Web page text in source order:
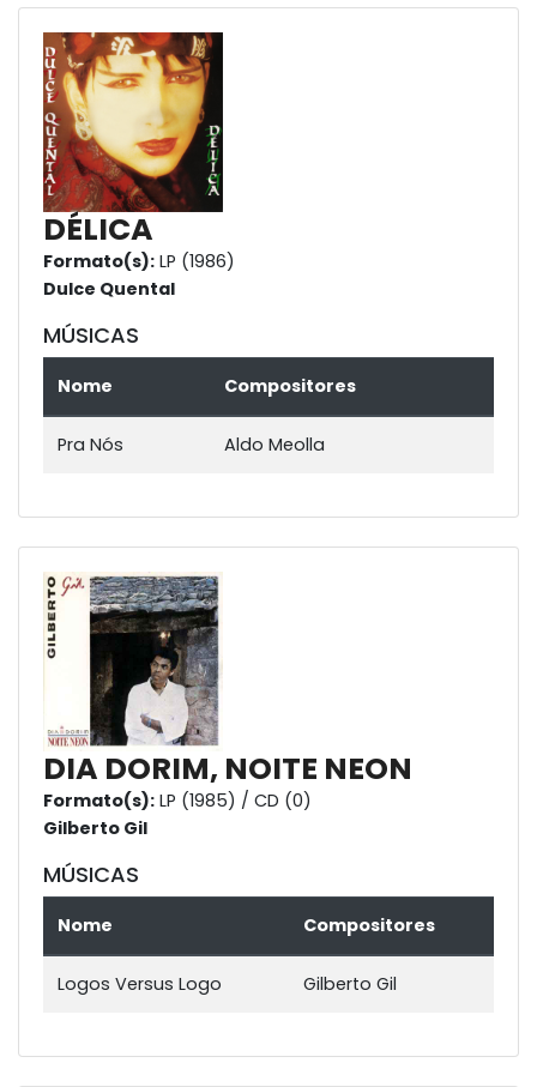
DÉLICA
Formato(s): LP (1986)
Dulce Quental
MÚSICAS
Nome Compositores
Pra Nós Aldo Meolla
DIA DORIM, NOITE NEON
Formato(s): LP (1985) / CD (0)
Gilberto Gil
MÚSICAS
Nome Compositores
Logos Versus Logo Gilberto Gil